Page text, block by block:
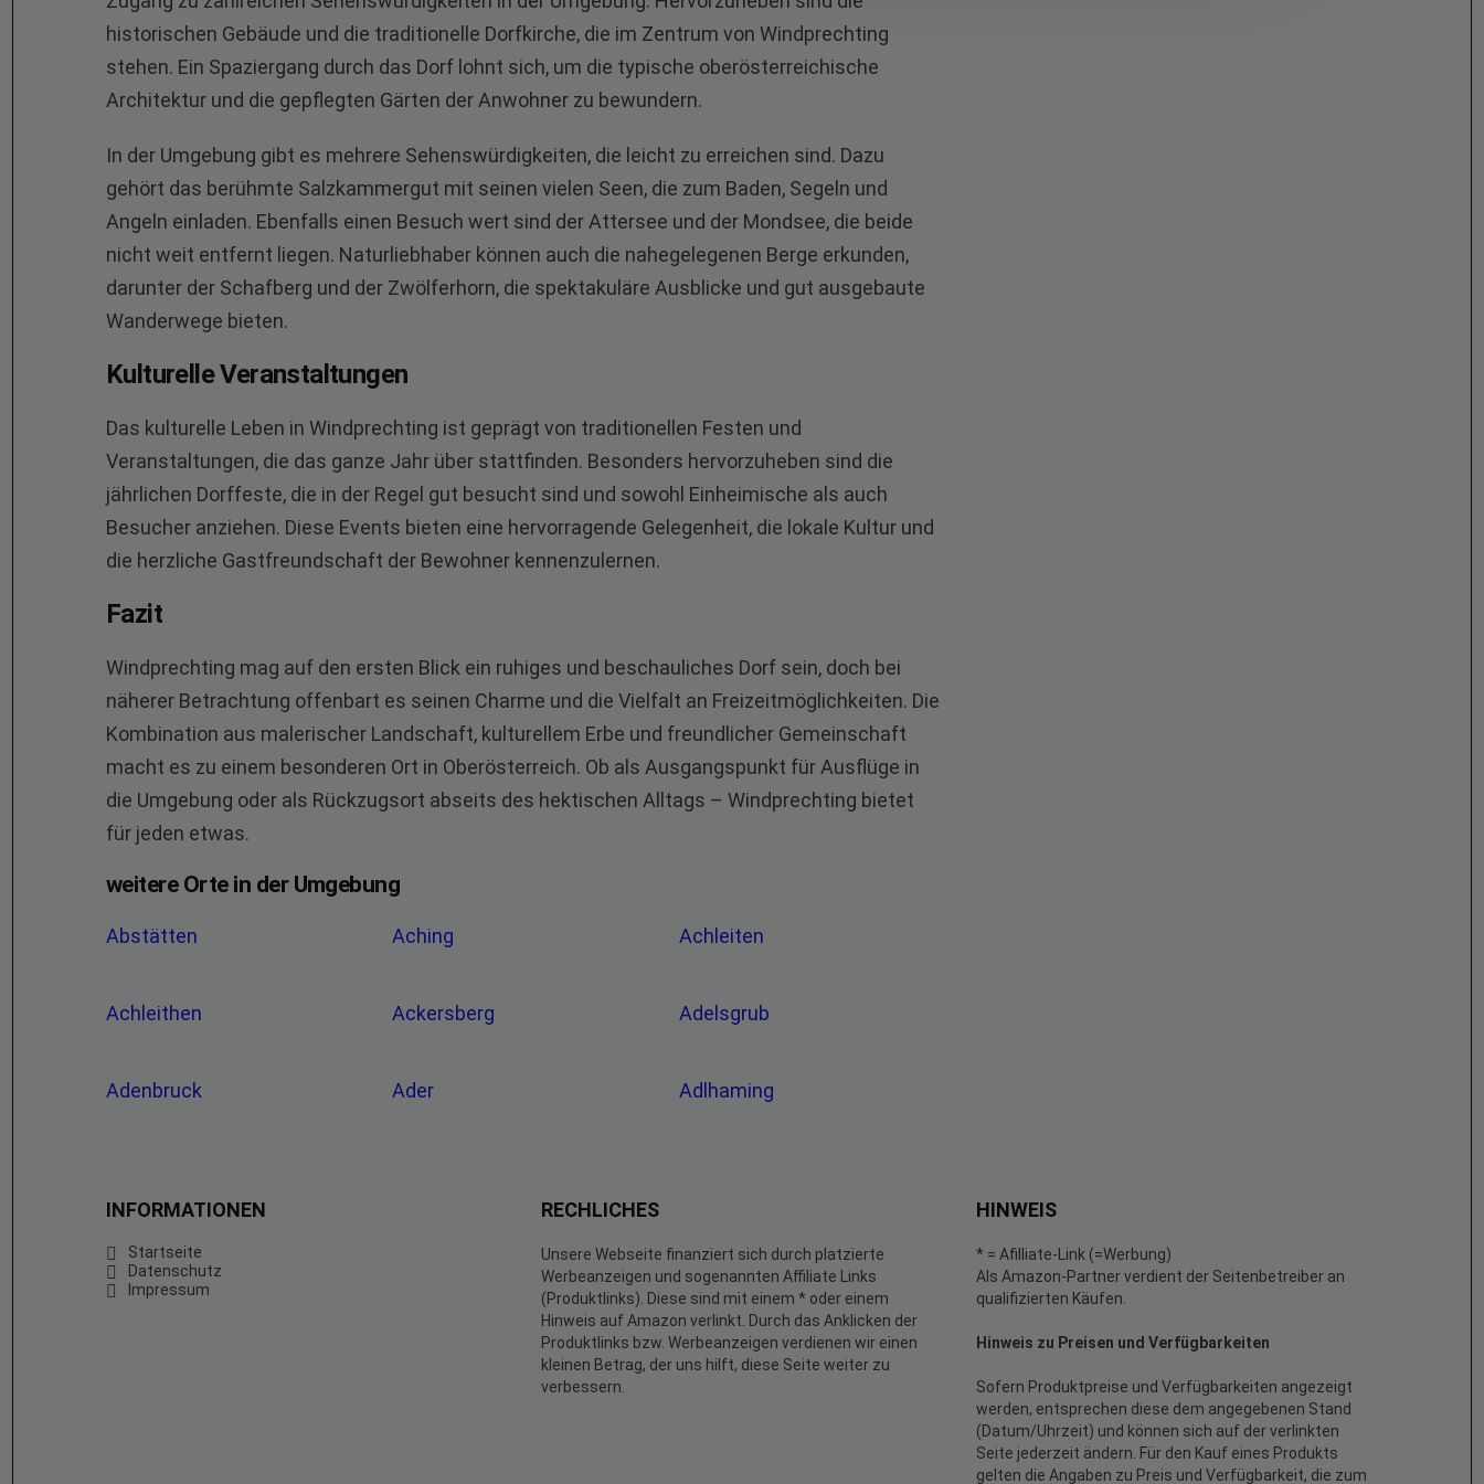
historischen Gebäude und die traditionelle Dorfkirche, die im Zentrum von Windprechting
stehen. Ein Spaziergang durch das Dorf lohnt sich, um die typische oberösterreichische
Architektur und die gepflegten Gärten der Anwohner zu bewundern.
In der Umgebung gibt es mehrere Sehenswürdigkeiten, die leicht zu erreichen sind. Dazu
gehört das berühmte Salzkammergut mit seinen vielen Seen, die zum Baden, Segeln und
Angeln einladen. Ebenfalls einen Besuch wert sind der Attersee und der Mondsee, die beide
nicht weit entfernt liegen. Naturliebhaber können auch die nahegelegenen Berge erkunden,
darunter der Schafberg und der Zwölferhorn, die spektakuläre Ausblicke und gut ausgebaute
Wanderwege bieten.
Kulturelle Veranstaltungen
Das kulturelle Leben in Windprechting ist geprägt von traditionellen Festen und
Veranstaltungen, die das ganze Jahr über stattfinden. Besonders hervorzuheben sind die
jährlichen Dorffeste, die in der Regel gut besucht sind und sowohl Einheimische als auch
Besucher anziehen. Diese Events bieten eine hervorragende Gelegenheit, die lokale Kultur und
die herzliche Gastfreundschaft der Bewohner kennenzulernen.
Fazit
Windprechting mag auf den ersten Blick ein ruhiges und beschauliches Dorf sein, doch bei
näherer Betrachtung offenbart es seinen Charme und die Vielfalt an Freizeitmöglichkeiten. Die
Kombination aus malerischer Landschaft, kulturellem Erbe und freundlicher Gemeinschaft
macht es zu einem besonderen Ort in Oberösterreich. Ob als Ausgangspunkt für Ausflüge in
die Umgebung oder als Rückzugsort abseits des hektischen Alltags – Windprechting bietet
für jeden etwas.
weitere Orte in der Umgebung
Abstätten Aching Achleiten
Achleithen Ackersberg Adelsgrub
Adenbruck Ader Adlhaming
INFORMATIONEN
Startseite
Datenschutz
Impressum
RECHLICHES
Unsere Webseite finanziert sich durch platzierte
Werbeanzeigen und sogenannten Affiliate Links
(Produktlinks). Diese sind mit einem * oder einem
Hinweis auf Amazon verlinkt. Durch das Anklicken der
Produktlinks bzw. Werbeanzeigen verdienen wir einen
kleinen Betrag, der uns hilft, diese Seite weiter zu
verbessern.
HINWEIS
* = Afilliate-Link (=Werbung)
Als Amazon-Partner verdient der Seitenbetreiber an
qualifizierten Käufen.
Hinweis zu Preisen und Verfügbarkeiten
Sofern Produktpreise und Verfügbarkeiten angezeigt
werden, entsprechen diese dem angegebenen Stand
(Datum/Uhrzeit) und können sich auf der verlinkten
Seite jederzeit ändern. Für den Kauf eines Produkts
gelten die Angaben zu Preis und Verfügbarkeit, die zum